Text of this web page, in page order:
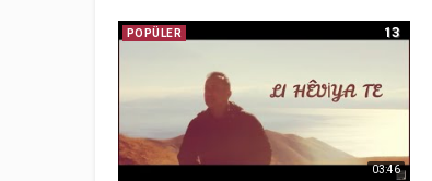
03:46
13
POPÜLER